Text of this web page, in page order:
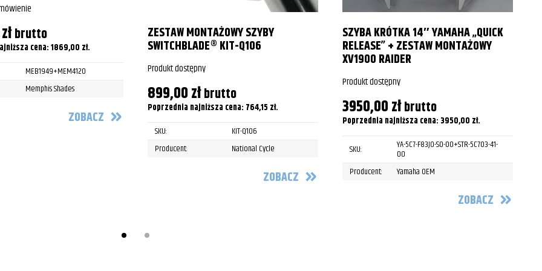
1998
1999
2000
2001
2002
2001
złbrutto
cena:1869,00 zł.
MEB1949+MEM4120
Memphis Shades
ZOBACZ
ZESTAW MONTAŻOWY SZYBY
SWITCHBLADE® KIT-Q106
Produkt dostępny
899,00złbrutto
Poprzednia najniższa cena: 764,15 zł.
SKU:
KIT-Q106
Producent:
National Cycle
ZOBACZ
SZYBA KRÓTKA 14″ YAMAHA „QUICK
RELEASE” + ZESTAW MONTAŻOWY
XV1900 RAIDER
Produkt dostępny
3950,00złbrutto
Poprzednia najniższa cena: 3950,00 zł.
SKU: YA-5C7-F83J0-S0-00+STR-5C703-41-
00
Producent:
Yamaha OEM
ZOBACZ